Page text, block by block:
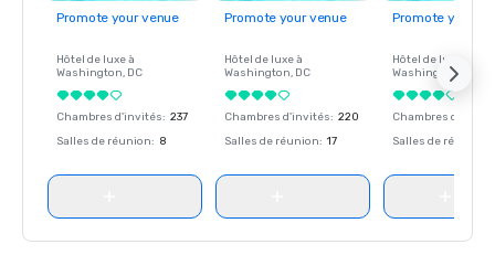
Promote your venue
Hôtel de luxe à
Washington, DC
Chambres d'invités: 237
Salles de réunion: 8
Promote your venue
Hôtel de luxe à
Washington, DC
Chambres d'invités: 220
Salles de réunion: 17
Promote your
Hôtel de luxe à
Washington
Chambres
Salles de réunion